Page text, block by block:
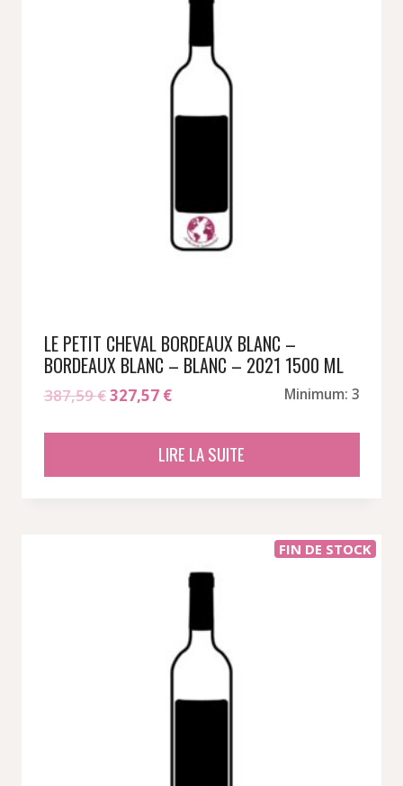
LE PETIT CHEVAL BORDEAUX BLANC –
BORDEAUX BLANC – BLANC – 2021 1500 ML
387,59€Le
327,57 €Le
est :
Minimum: 3
LIRE LA SUITE
FIN DE STOCK